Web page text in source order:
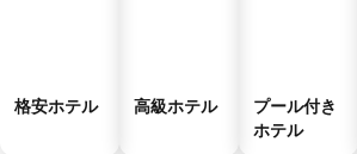
格安ホテル 高級ホテル
プール付き
ホテル